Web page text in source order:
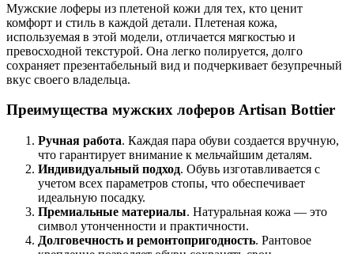
Мужские лоферы из плетеной кожи для тех, кто ценит
комфорт и стиль в каждой детали. Плетеная кожа,
используемая в этой модели, отличается мягкостью и
превосходной текстурой. Она легко полируется, долго
сохраняет презентабельный вид и подчеркивает безупречный
вкус своего владельца.
Преимущества мужских лоферов Artisan Bottier
Ручная работа. Каждая пара обуви создается вручную,
что гарантирует внимание к мельчайшим деталям.
Индивидуальный подход. Обувь изготавливается с
учетом всех параметров стопы, что обеспечивает
идеальную посадку.
Премиальные материалы. Натуральная кожа — это
символ утонченности и практичности.
Долговечность и ремонтопригодность. Рантовое